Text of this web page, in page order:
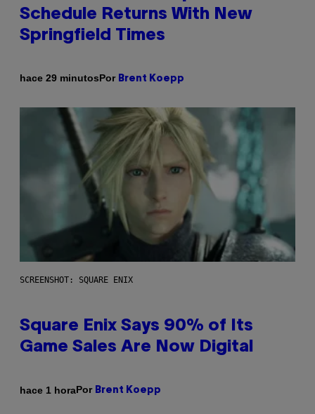
Schedule Returns With New
Springfield Times
hace 29 minutosPor Brent Koepp
SCREENSHOT: SQUARE ENIX
Square Enix Says 90% of Its
Game Sales Are Now Digital
hace 1 horaPor Brent Koepp